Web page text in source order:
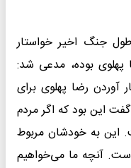
طول جنگ اخیر خواستار
پهلوی بوده، مدعی شد:
رضا پهلوی برای
این بود که اگر مردم
این به خودشان مربوط
آنچه ما می‌خواهیم